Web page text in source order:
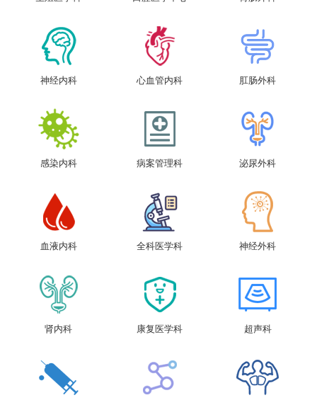
神经内科 心血管内科 肛肠外科
感染内科 病案管理科 泌尿外科
血液内科 全科医学科 神经外科
肾内科 康复医学科 超声科